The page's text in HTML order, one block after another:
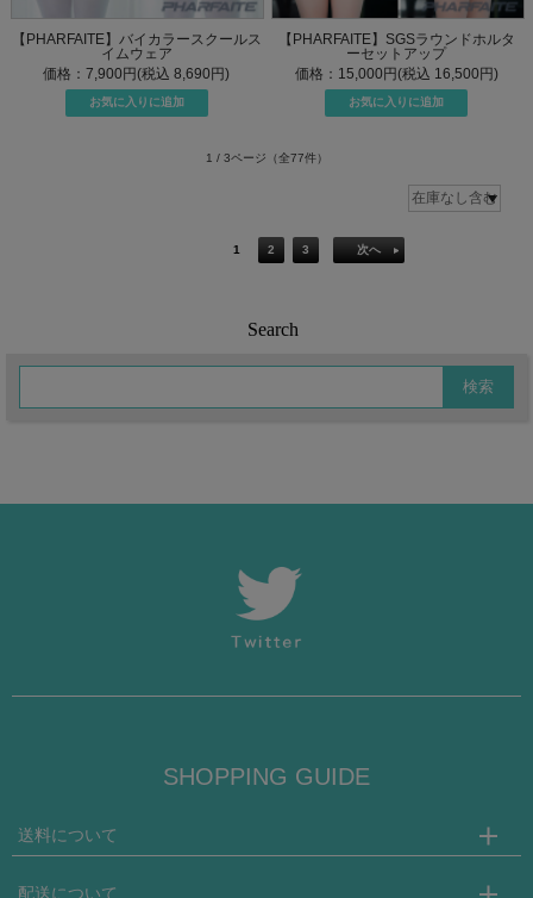
【PHARFAITE】バイカラースクールス
イムウェア
価格：7,900円(税込 8,690円)
【PHARFAITE】SGSラウンドホルタ
ーセットアップ
価格：15,000円(税込 16,500円)
1 / 3ページ （全77件）
1 2 3 次へ
Search
SHOPPING GUIDE
送料について
◆国内配送/15,000円以上のお買い物で送料無料。
配送について